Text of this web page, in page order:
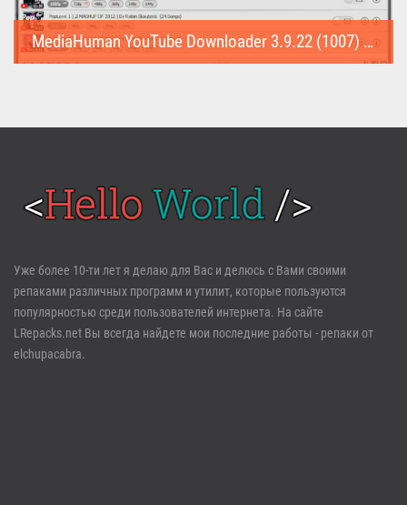
MediaHuman YouTube Downloader 3.9.22 (1007) (Repack & Portable)
Войти
Регистрация
Забыли пароль?
Уже более 10-ти лет я делаю для Вас и делюсь с Вами своими
репаками различных программ и утилит, которые пользуются
популярностью среди пользователей интернета. На сайте
LRepacks.net Вы всегда найдете мои последние работы - репаки от
elchupacabra.